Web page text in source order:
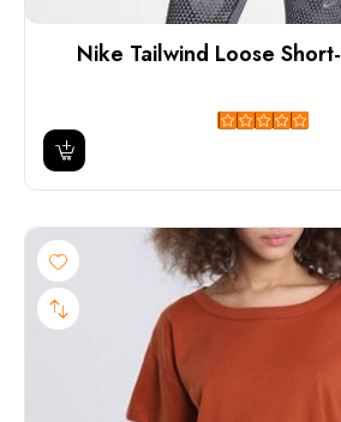
Nike Tailwind Loose